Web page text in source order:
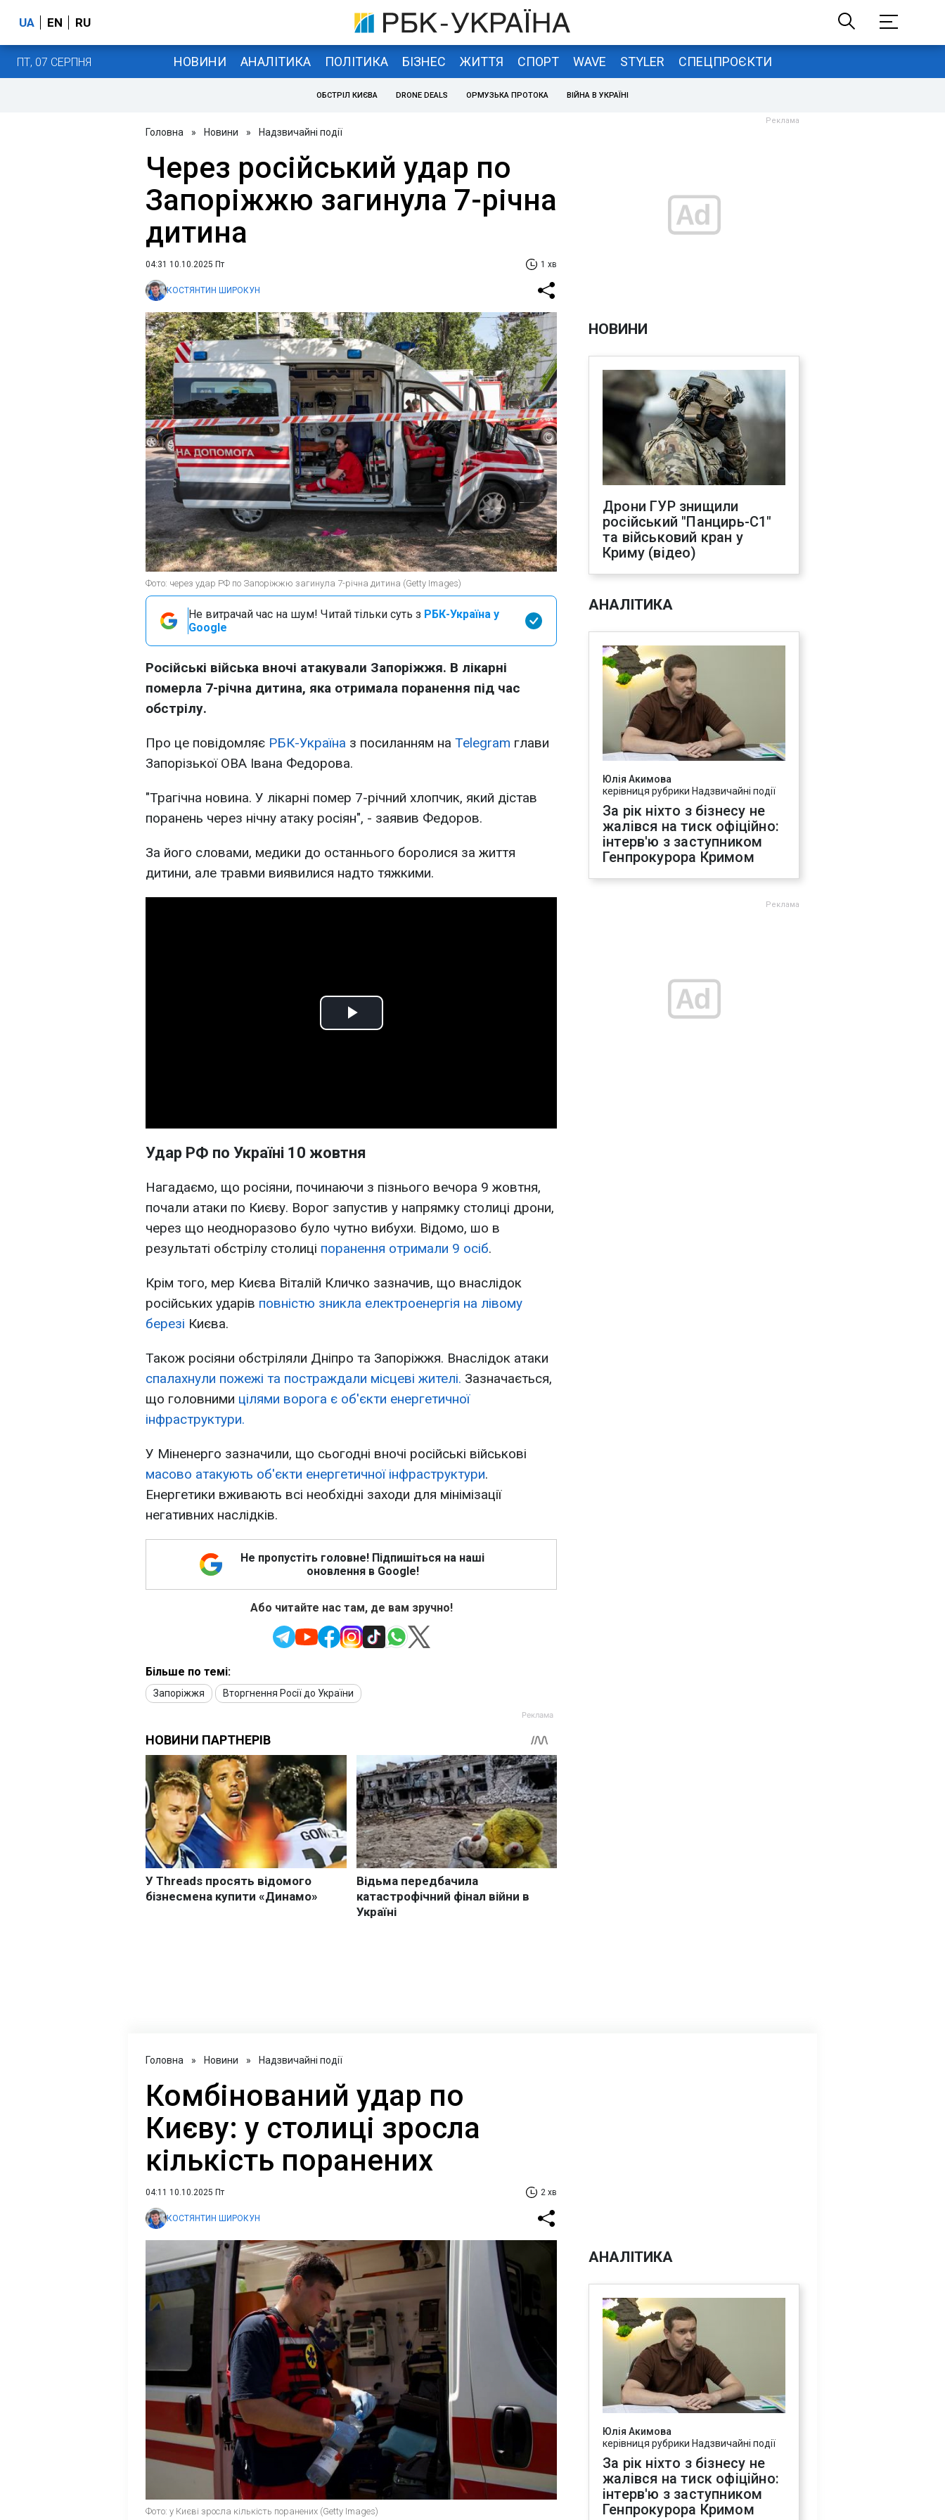
UA EN RU
ПТ, 07 СЕРПНЯ НОВИНИ АНАЛІТИКА ПОЛІТИКА БІЗНЕС ЖИТТЯ СПОРТ WAVE STYLER СПЕЦПРОЄКТИ
ОБСТРІЛ КИЄВА DRONE DEALS ОРМУЗЬКА ПРОТОКА ВІЙНА В УКРАЇНІ
Головна » Новини » Надзвичайні події
Через російський удар по
Запоріжжю загинула 7-річна
дитина
04:31 10.10.2025 Пт 1 хв
КОСТЯНТИН ШИРОКУН
Фото: через удар РФ по Запоріжжю загинула 7-річна дитина (Getty Images)
Не витрачай час на шум! Читай тільки суть з РБК-Україна у
Google
Російські війська вночі атакували Запоріжжя. В лікарні
померла 7-річна дитина, яка отримала поранення під час
обстрілу.
Про це повідомляє РБК-Україна з посиланням на Telegram глави
Запорізької ОВА Івана Федорова.
"Трагічна новина. У лікарні помер 7-річний хлопчик, який дістав
поранень через нічну атаку росіян", - заявив Федоров.
За його словами, медики до останнього боролися за життя
дитини, але травми виявилися надто тяжкими.
Play
Удар РФ по Україні 10 жовтня
Нагадаємо, що росіяни, починаючи з пізнього вечора 9 жовтня,
почали атаки по Києву. Ворог запустив у напрямку столиці дрони,
через що неодноразово було чутно вибухи. Відомо, шо в
результаті обстрілу столиці поранення отримали 9 осіб.
Крім того, мер Києва Віталій Кличко зазначив, що внаслідок
російських ударів повністю зникла електроенергія на лівому
березі Києва.
Також росіяни обстріляли Дніпро та Запоріжжя. Внаслідок атаки
спалахнули пожежі та постраждали місцеві жителі. Зазначається,
що головними цілями ворога є об'єкти енергетичної
інфраструктури.
У Міненерго зазначили, що сьогодні вночі російські військові
масово атакують об'єкти енергетичної інфраструктури.
Енергетики вживають всі необхідні заходи для мінімізації
негативних наслідків.
Не пропустіть головне! Підпишіться на наші
оновлення в Google!
Або читайте нас там, де вам зручно!
Більше по темі:
Запоріжжя Вторгнення Росії до України
НОВИНИ
Дрони ГУР знищили
російський "Панцирь-С1"
та військовий кран у
Криму (відео)
АНАЛІТИКА
Юлія Акимова
керівниця рубрики Надзвичайні події
За рік ніхто з бізнесу не
жалівся на тиск офіційно:
інтерв'ю з заступником
Генпрокурора Кримом
Головна » Новини » Надзвичайні події
Комбінований удар по
Києву: у столиці зросла
кількість поранених
04:11 10.10.2025 Пт 2 хв
КОСТЯНТИН ШИРОКУН
Фото: у Києві зросла кількість поранених (Getty Images)
АНАЛІТИКА
Юлія Акимова
керівниця рубрики Надзвичайні події
За рік ніхто з бізнесу не
жалівся на тиск офіційно:
інтерв'ю з заступником
Генпрокурора Кримом